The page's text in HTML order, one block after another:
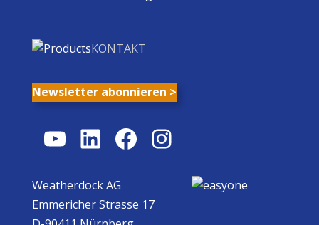
KONTAKT
Newsletter abonnieren >
YouTube
LinkedIn
Facebook
Instagram
Weatherdock AG
Emmericher Strasse 17